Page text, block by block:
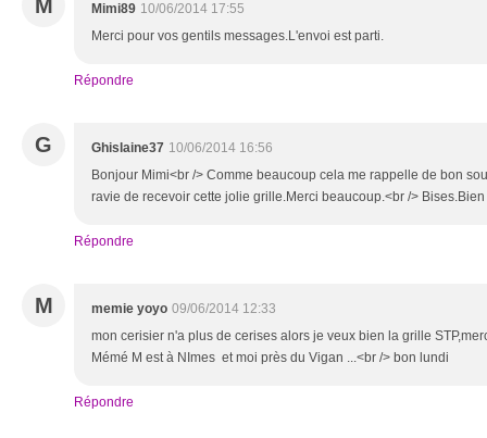
M Mimi89 10/06/2014 17:55
Merci pour vos gentils messages.L'envoi est parti.
Répondre
G Ghislaine37 10/06/2014 16:56
Bonjour Mimi<br /> Comme beaucoup cela me rappelle de bon
ravie de recevoir cette jolie grille.Merci beaucoup.<br />
Répondre
M memie yoyo 09/06/2014 12:33
mon cerisier n'a plus de cerises alors je veux bien la grille
Mémé M est à NImes et moi près du Vigan ...<br /> bon lundi
Répondre